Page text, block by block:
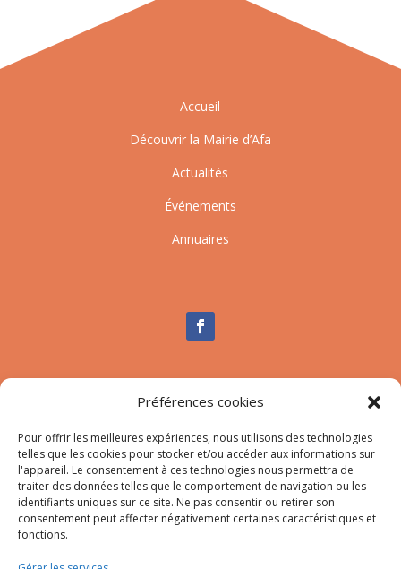
Préférences cookies
Pour offrir les meilleures expériences, nous utilisons des technologies
telles que les cookies pour stocker et/ou accéder aux informations sur
l'appareil. Le consentement à ces technologies nous permettra de
traiter des données telles que le comportement de navigation ou les
identifiants uniques sur ce site. Ne pas consentir ou retirer son
consentement peut affecter négativement certaines caractéristiques et
fonctions.
Accueil
Découvrir la Mairie d’Afa
Actualités
Événements
Annuaires
Nous contacter
Mail:secretariat-mairie@afa.corsica
Adresse :785 Strada d’Afà – Merria 20167 Afa